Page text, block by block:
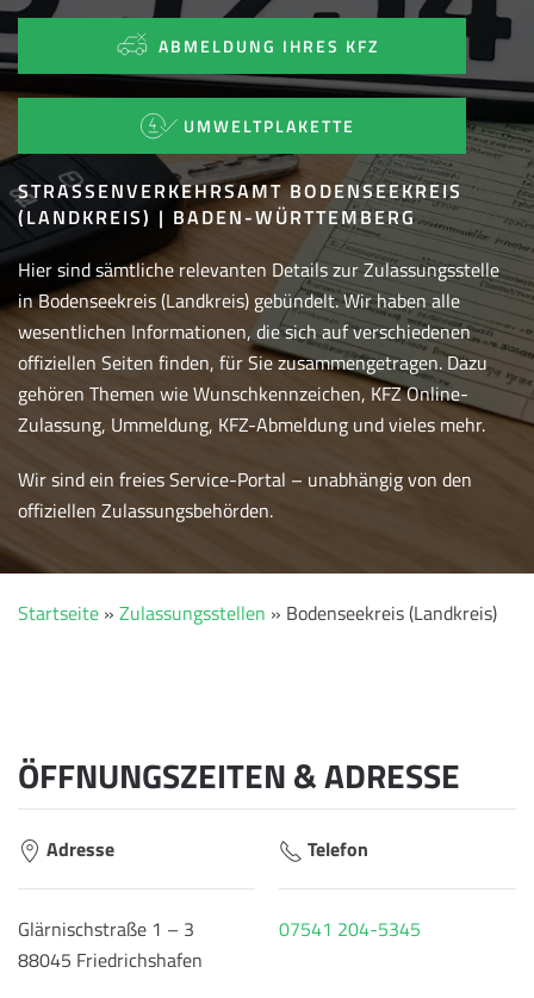
ABMELDUNG IHRES KFZ
UMWELTPLAKETTE
STRASSENVERKEHRSAMT BODENSEEKREIS (
LANDKREIS) | BADEN-WÜRTTEMBERG
Hier sind sämtliche relevanten Details zur Zulassungsstelle
in Bodenseekreis (Landkreis) gebündelt. Wir haben alle
wesentlichen Informationen, die sich auf verschiedenen
offiziellen Seiten finden, für Sie zusammengetragen. Dazu
gehören Themen wie Wunschkennzeichen, KFZ Online-
Zulassung, Ummeldung, KFZ-Abmeldung und vieles mehr.
Wir sind ein freies Service-Portal – unabhängig von den
offiziellen Zulassungsbehörden.
Startseite » Zulassungsstellen » Bodenseekreis (Landkreis)
ÖFFNUNGSZEITEN & ADRESSE
Adresse
Glärnischstraße 1 – 3
88045 Friedrichshafen
Telefon
07541 204-5345